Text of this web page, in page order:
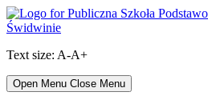
Skip
to
Text size: A-A+
Open Menu Close Menu